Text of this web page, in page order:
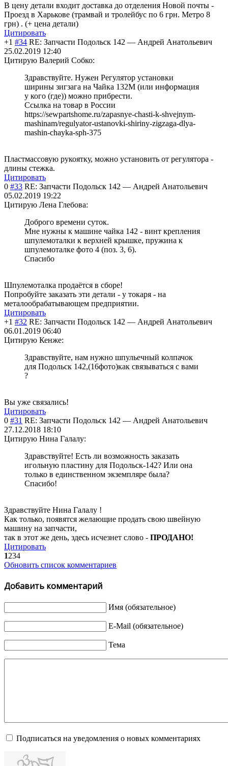
В цену детали входит доставка до отделения Новой почты -
Проезд в Харькове (трамвай и тролейбус по 6 грн. Метро 8
грн) . (+ цена детали)
Цитировать
+1 #34 RE: Запчасти Подольск 142 — Андрей Анатольевич
25.02.2019 12:40
Цитирую Валерий Собко:
Здравствуйте. Нужен Регулятор установки
ширины зигзага на Чайка 132М (или информация
у кого (где)) можно прибрести.
Ссылка на товар в России
https://sewpartshome.ru/zapasnye-chasti-k-shvejnym-
mashinam/regulyator-ustanovki-shiriny-zigzaga-dlya-
mashin-chayka-sph-375
Пластмассовую рукоятку, можно установить от регулятора -
длины стежка.
Цитировать
0 #33 RE: Запчасти Подольск 142 — Андрей Анатольевич
05.02.2019 19:22
Цитирую Лена Глебова:
Доброго времени суток.
Мне нужны к машине чайка 142 - винт крепления
шпулемоталки к верхней крышке, пружина к
шпулемоталке фото 4 (поз. 3, 6).
Спасибо
Шпулемоталка продаётся в сборе!
Попробуйте заказать эти детали - у токаря - на
металообрабатывающем предприятии.
Цитировать
+1 #32 RE: Запчасти Подольск 142 — Андрей Анатольевич
06.01.2019 06:40
Цитирую Кенже:
Здравствуйте, нам нужно шпульечный колпачок
для Подольск 142,(16фото)как связываться с вами
?
Вы уже связались!
Цитировать
0 #31 RE: Запчасти Подольск 142 — Андрей Анатольевич
27.12.2018 18:10
Цитирую Нина Галалу:
Здравствуйте! Есть ли возможность заказать
игольную пластину для Подольск-142? Или она
только в единственном экземпляре была?
Спасибо!
Здравствуйте Нина Галалу !
Как только, появятся желающие продать свою швейную
машину на запчасти,
так в этот же день, здесь исчезнет слово - ПРОДАНО!
Цитировать
1234
Обновить список комментариев
Добавить комментарий
Имя (обязательное)
E-Mail (обязательное)
Тема
Подписаться на уведомления о новых комментариях